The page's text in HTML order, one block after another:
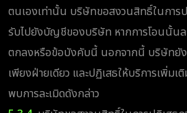
ตนเองเท่านั้น บริษัทขอสงวนสิทธิ์ในการ
รับไปยังบัญชีของบริษัท หากการโอนนั้นล
ตกลงหรือข้อบังคับนี้ นอกจากนี้ บริษัทยั
เพียงฝ่ายเดียว และปฏิเสธให้บริการเพิ่ม
พบการละเมิดดังกล่าว